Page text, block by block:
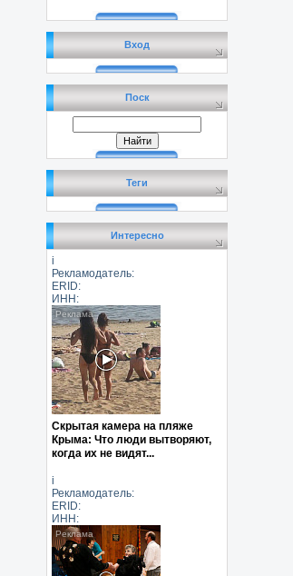
Вход
Поск
Теги
Интересно
i
Рекламодатель:
ERID:
ИНН:
Скрытая камера на пляже
Крыма: Что люди вытворяют,
когда их не видят...
i
Рекламодатель:
ERID:
ИНН: